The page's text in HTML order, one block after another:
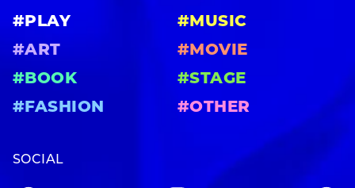
#PLAY
#MUSIC
#ART
#MOVIE
#BOOK
#STAGE
#FASHION
#OTHER
SOCIAL